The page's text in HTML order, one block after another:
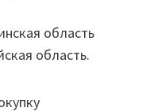
область
область.